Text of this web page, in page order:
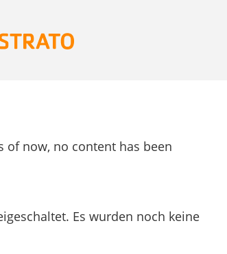
of now, no content has been
Es wurden noch keine